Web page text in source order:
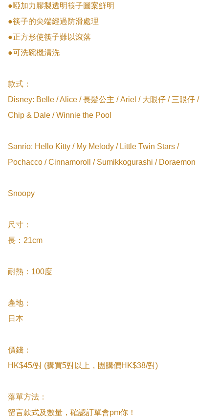
●啞加力膠製透明筷子圖案鮮明
●筷子的尖端經過防滑處理
●正方形使筷子難以滾落
●可洗碗機清洗
款式：
Disney: Belle / Alice / 長髮公主 / Ariel / 大眼仔 / 三眼仔 /
Chip & Dale / Winnie the Pool
Sanrio: Hello Kitty / My Melody / Little Twin Stars /
Pochacco / Cinnamoroll / Sumikkogurashi / Doraemon
Snoopy
尺寸：
長：21cm
耐熱：100度
產地：
日本
價錢：
HK$45/對 (購買5對以上，團購價HK$38/對)
落單方法：
留言款式及數量，確認訂單會pm你！